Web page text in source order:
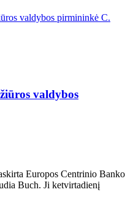
valdybos pirmininkė C.
valdybos
Europos Centrinio Banko
Buch. Ji ketvirtadienį